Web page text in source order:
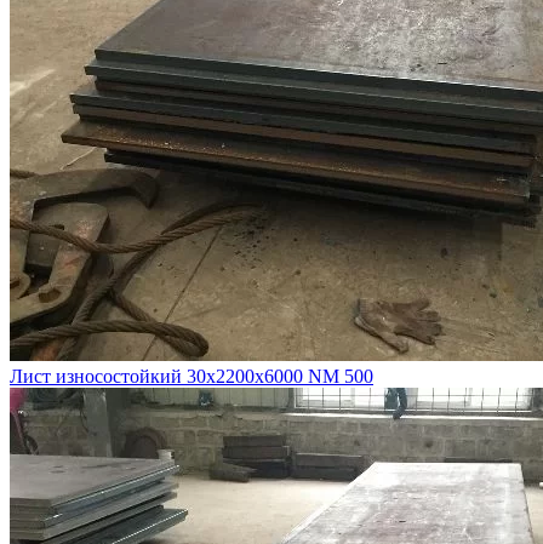
Лист износостойкий 30х2200х6000 NM 500